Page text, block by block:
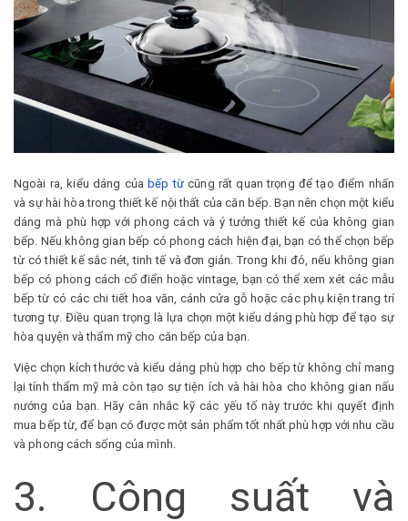
Ngoài ra, kiểu dáng của bếp từcũng rất quan trọng để tạo điểm nhấn
và sự hài hòa trong thiết kế nội thất của căn bếp. Bạn nên chọn một kiểu
dáng mà phù hợp với phong cách và ý tưởng thiết kế của không gian
bếp. Nếu không gian bếp có phong cách hiện đại, bạn có thể chọn bếp
từ có thiết kế sắc nét, tinh tế và đơn giản. Trong khi đó, nếu không gian
bếp có phong cách cổ điển hoặc vintage, bạn có thể xem xét các mẫu
bếp từ có các chi tiết hoa văn, cánh cửa gỗ hoặc các phụ kiện trang trí
tương tự. Điều quan trọng là lựa chọn một kiểu dáng phù hợp để tạo sự
hòa quyện và thẩm mỹ cho căn bếp của bạn.
Việc chọn kích thước và kiểu dáng phù hợp cho bếp từ không chỉ mang
lại tính thẩm mỹ mà còn tạo sự tiện ích và hài hòa cho không gian nấu
nướng của bạn. Hãy cân nhắc kỹ các yếu tố này trước khi quyết định
mua bếp từ, để bạn có được một sản phẩm tốt nhất phù hợp với nhu cầu
và phong cách sống của mình.
3. Công suất và